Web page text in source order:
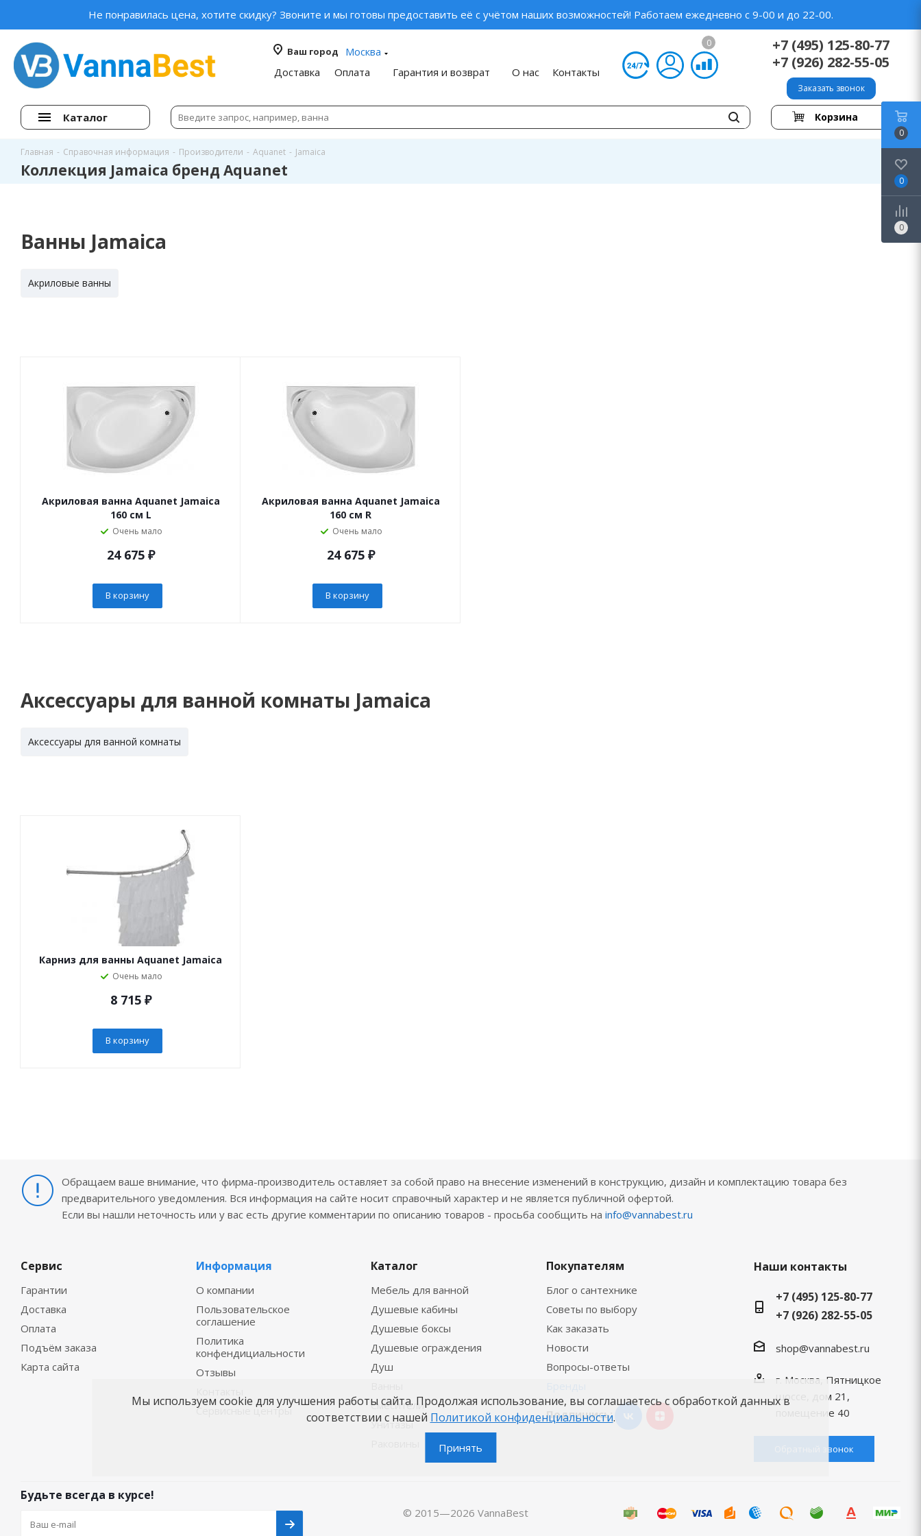
Не понравилась цена, хотите скидку? Звоните и мы готовы предоставить её с учётом наших возможностей! Работаем ежедневно с 9-00 и до 22-00.
Ваш город
Москва
Доставка
Оплата Гарантия и возврат О нас Контакты
0
+7 (495) 125-80-77
+7 (926) 282-55-05
Заказать звонок
Каталог Корзина
Главная - Справочная информация - Производители - Aquanet - Jamaica
Коллекция Jamaica бренд Aquanet
Ванны Jamaica
Акриловые ванны
Акриловая ванна Aquanet Jamaica
160 см L
Очень мало
24 675₽
В корзину
Акриловая ванна Aquanet Jamaica
160 см R
Очень мало
24 675₽
В корзину
Аксессуары для ванной комнаты Jamaica
Аксессуары для ванной комнаты
Карниз для ванны Aquanet Jamaica
Очень мало
8 715₽
В корзину
Обращаем ваше внимание, что фирма-производитель оставляет за собой право на внесение изменений в конструкцию, дизайн и комплектацию товара без
предварительного уведомления. Вся информация на сайте носит справочный характер и не является публичной офертой.
Если вы нашли неточность или у вас есть другие комментарии по описанию товаров - просьба сообщить на info@vannabest.ru
Сервис
Гарантии
Доставка
Оплата
Подъём заказа
Карта сайта
Информация
О компании
Пользовательское
соглашение
Политика
конфендициальности
Отзывы
Сервисные центры
Каталог
Мебель для ванной
Душевые кабины
Душевые боксы
Душевые ограждения
Душ
Смесители
Унитазы
Покупателям
Блог о сантехнике
Советы по выбору
Как заказать
Новости
Вопросы-ответы
Подпишись:
Наши контакты
+7 (495) 125-80-77
+7 (926) 282-55-05
shop@vannabest.ru
г. Москва, Пятницкое
шоссе, дом 21,
помещение 40
Обратный звонок
Будьте всегда в курсе!
© 2015—2026 VannaBest
0
0
0
Мы используем cookie для улучшения работы сайта. Продолжая использование, вы соглашаетесь с обработкой данных в
соответствии с нашей Политикой конфиденциальности.
Принять